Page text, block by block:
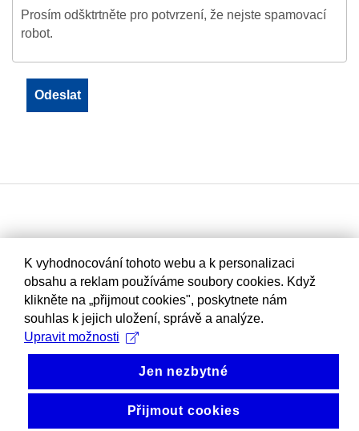
Prosím odšktrtněte pro potvrzení, že nejste spamovací
robot.
K vyhodnocování tohoto webu a k personalizaci
obsahu a reklam používáme soubory cookies. Když
klikněte na „přijmout cookies", poskytnete nám
souhlas k jejich uložení, správě a analýze.
Upravit možnosti
Jen nezbytné
Přijmout cookies